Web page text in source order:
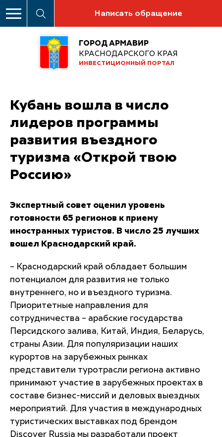
Написать обращение
ГОРОД АРМАВИР
КРАСНОДАРСКОГО КРАЯ
ИНВЕСТИЦИОННЫЙ ПОРТАЛ
Кубань вошла в число
лидеров программы
развития въездного
туризма «Открой твою
Россию»
Экспертный совет оценил уровень
готовности 65 регионов к приему
иностранных туристов. В число 25 лучших
вошел Краснодарский край.
– Краснодарский край обладает большим
потенциалом для развития не только
внутреннего, но и въездного туризма.
Приоритетные направления для
сотрудничества – арабские государства
Персидского залива, Китай, Индия, Беларусь,
страны Азии. Для популяризации наших
курортов на зарубежных рынках
представители туротрасли региона активно
принимают участие в зарубежных проектах в
составе бизнес-миссий и деловых выездных
мероприятий. Для участия в международных
туристических выставках под брендом
Discover Russia мы разработали проект